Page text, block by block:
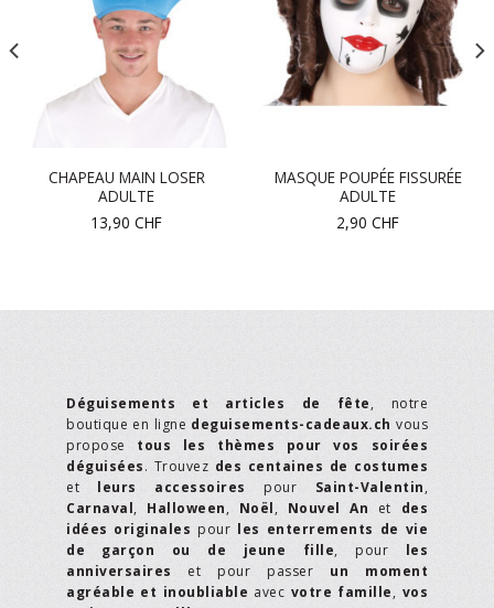
CHAPEAU MAIN LOSER
ADULTE
13,90 CHF
MASQUE POUPÉE FISSURÉE
ADULTE
2,90 CHF
Déguisements et articles de fête, notre
boutique en ligne deguisements-cadeaux.ch vous
propose tous les thèmes pour vos soirées
déguisées. Trouvez des centaines de costumes
et leurs accessoires pour Saint-Valentin,
Carnaval, Halloween, Noël, Nouvel An et des
idées originales pour les enterrements de vie
de garçon ou de jeune fille, pour les
anniversaires et pour passer un moment
agréable et inoubliable avec votre famille, vos